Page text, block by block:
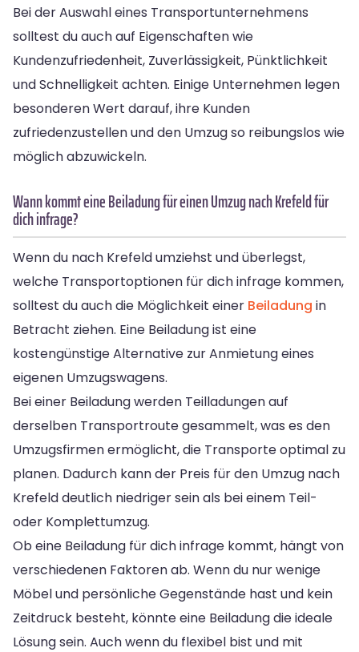
Bei der Auswahl eines Transportunternehmens
solltest du auch auf Eigenschaften wie
Kundenzufriedenheit, Zuverlässigkeit, Pünktlichkeit
und Schnelligkeit achten. Einige Unternehmen legen
besonderen Wert darauf, ihre Kunden
zufriedenzustellen und den Umzug so reibungslos wie
möglich abzuwickeln.
Wann kommt eine Beiladung für einen Umzug nach Krefeld für
dich infrage?
Wenn du nach Krefeld umziehst und überlegst,
welche Transportoptionen für dich infrage kommen,
solltest du auch die Möglichkeit einer Beiladung in
Betracht ziehen. Eine Beiladung ist eine
kostengünstige Alternative zur Anmietung eines
eigenen Umzugswagens.
Bei einer Beiladung werden Teilladungen auf
derselben Transportroute gesammelt, was es den
Umzugsfirmen ermöglicht, die Transporte optimal zu
planen. Dadurch kann der Preis für den Umzug nach
Krefeld deutlich niedriger sein als bei einem Teil-
oder Komplettumzug.
Ob eine Beiladung für dich infrage kommt, hängt von
verschiedenen Faktoren ab. Wenn du nur wenige
Möbel und persönliche Gegenstände hast und kein
Zeitdruck besteht, könnte eine Beiladung die ideale
Lösung sein. Auch wenn du flexibel bist und mit